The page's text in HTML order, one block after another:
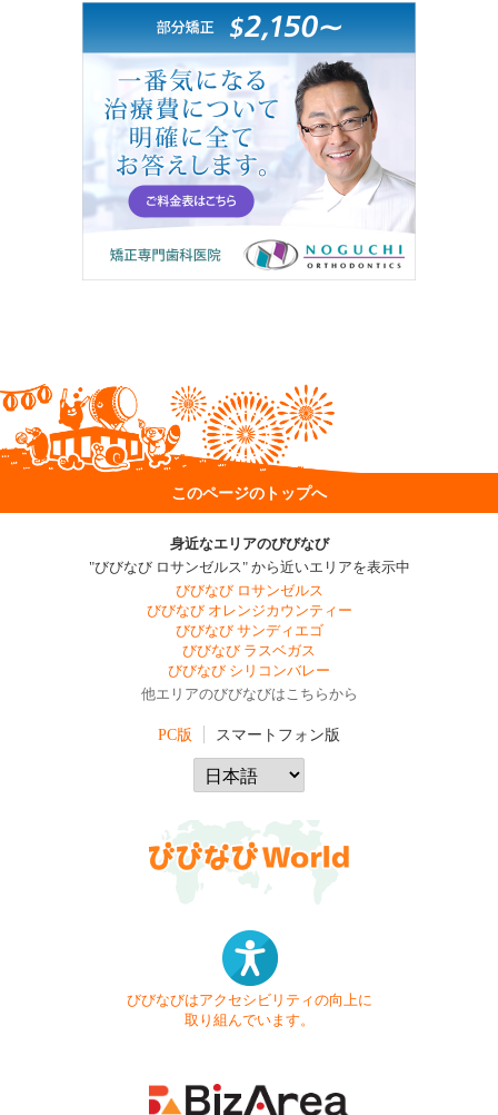
このページのトップへ
身近なエリアのびびなび
"びびなび ロサンゼルス" から近いエリアを表示中
びびなび ロサンゼルス
びびなび オレンジカウンティー
びびなび サンディエゴ
びびなび ラスベガス
びびなび シリコンバレー
他エリアのびびなびはこちらから
PC版 スマートフォン版
びびなびはアクセシビリティの向上に
取り組んでいます。